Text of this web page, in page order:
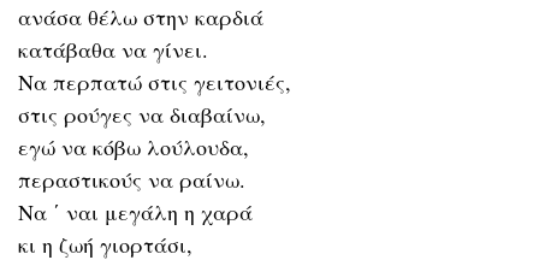
ανάσα θέλω στην καρδιά
κατάβαθα να γίνει.
Να περπατώ στις γειτονιές,
στις ρούγες να διαβαίνω,
εγώ να κόβω λούλουδα,
περαστικούς να ραίνω.
Να ΄ ναι μεγάλη η χαρά
κι η ζωή γιορτάσι,